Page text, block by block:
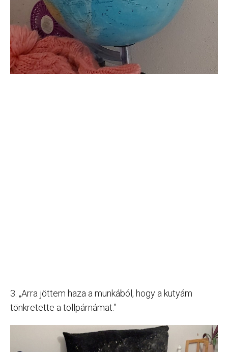
3. „Arra jöttem haza a munkából, hogy a kutyám
tönkretette a tollpárnámat.”